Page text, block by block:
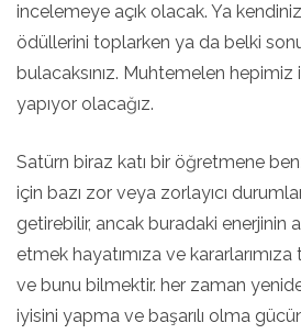
incelemeye açık olacak. Ya
ödüllerini toplarken ya da belki
bulacaksınız. Muhtemelen
yapıyor olacağız.
Satürn biraz katı bir öğretmene
için bazı zor veya zorlayıcı
getirebilir, ancak buradaki enerjinin
etmek hayatımıza ve
ve bunu bilmektir. her zaman
iyisini yapma ve başarılı olma